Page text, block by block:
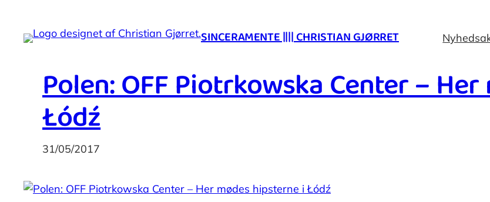
indhold
SINCERAMENTE |||| CHRISTIAN GJØRRET
Polen: OFF Piotrkowska Center –
Łódź
31/05/2017